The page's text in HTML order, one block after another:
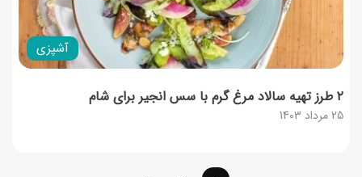
آشپزی
25 مرداد 1403
۲ طرز تهیه سالاد مرغ گرم با سس انجير برای شام